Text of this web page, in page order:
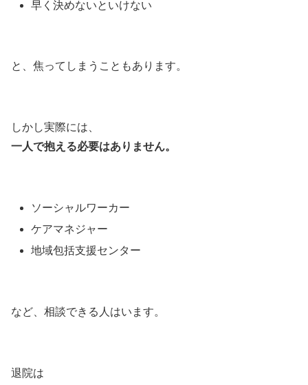
早く決めないといけない
と、焦ってしまうこともあります。
しかし実際には、
一人で抱える必要はありません。
ソーシャルワーカー
ケアマネジャー
地域包括支援センター
など、相談できる人はいます。
退院は